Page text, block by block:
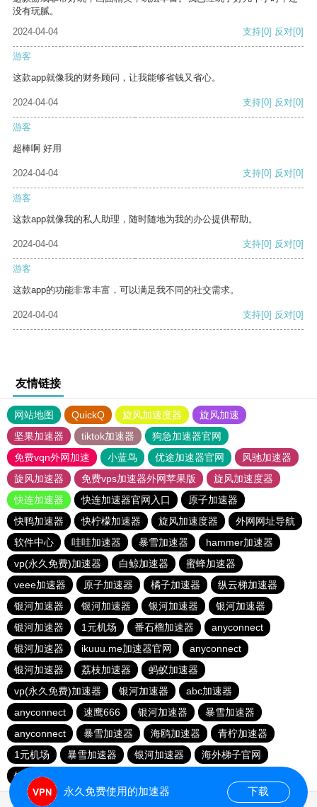
没有玩腻。
2024-04-04
支持[0] 反对[0]
游客
这款app就像我的财务顾问，让我能够省钱又省心。
2024-04-04 支持[0] 反对[0]
游客
超棒啊 好用
2024-04-04 支持[0] 反对[0]
游客
这款app就像我的私人助理，随时随地为我的办公提供帮助。
2024-04-04 支持[0] 反对[0]
游客
这款app的功能非常丰富，可以满足我不同的社交需求。
2024-04-04 支持[0] 反对[0]
友情链接
网站地图 QuickQ 旋风加速度器
旋风加速
坚果加速器
tiktok加速器
狗急加速器官网
免费vqn外网加速
小蓝鸟 优途加速器官网
风驰加速器
旋风加速器
免费vps加速器外网苹果版
旋风加速度器
快连加速器
快连加速器官网入口
原子加速器
快鸭加速器
快柠檬加速器 旋风加速度器
外网网址导航
软件中心
哇哇加速器 暴雪加速器
hammer加速器
vp(永久免费)加速器
白鲸加速器
蜜蜂加速器
veee加速器
原子加速器 橘子加速器
纵云梯加速器
银河加速器
银河加速器 银河加速器
银河加速器
银河加速器
1元机场 番石榴加速器
anyconnect
银河加速器
ikuuu.me加速器官网
anyconnect
银河加速器
荔枝加速器
蚂蚁加速器
vp(永久免费)加速器
银河加速器
abc加速器
anyconnect
速鹰666 银河加速器
暴雪加速器
anyconnect
暴雪加速器 海鸥加速器
青柠加速器
1元机场
暴雪加速器 银河加速器
海外梯子官网
银河加速器
永久免费使用的加速器 下载